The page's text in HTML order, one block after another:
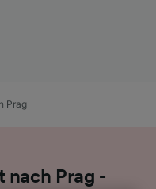
Prag
nach Prag -